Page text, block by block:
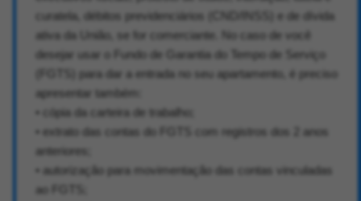
curatela, débitos previdenciários (CND/INSS) e de dívida
ativa da União, se for comerciante. No caso de você
desejar usar o Fundo de Garantia do Tempo de Serviço
(FGTS) para dar a entrada no seu apartamento, é preciso
apresentar também:
• cópia da carteira de trabalho;
• extrato das contas do FGTS com registros dos 2 anos
anteriores;
• autorização para movimentação das contas vinculadas
ao FGTS;